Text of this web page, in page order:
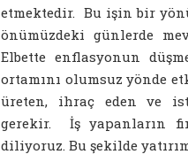
etmektedir. Bu işin bir
önümüzdeki günlerde
Elbette enflasyonun
ortamını olumsuz yönde
üreten, ihraç eden ve
gerekir. İş yapanların
diliyoruz. Bu şekilde